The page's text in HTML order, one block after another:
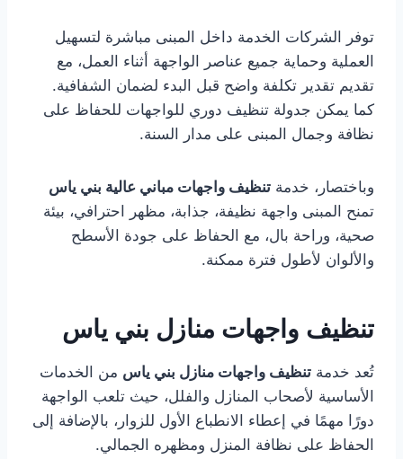
توفر الشركات الخدمة داخل المبنى مباشرة لتسهيل
العملية وحماية جميع عناصر الواجهة أثناء العمل، مع
تقديم تقدير تكلفة واضح قبل البدء لضمان الشفافية.
كما يمكن جدولة تنظيف دوري للواجهات للحفاظ على
نظافة وجمال المبنى على مدار السنة.
وباختصار، خدمة تنظيف واجهات مباني عالية بني ياس
تمنح المبنى واجهة نظيفة، جذابة، مظهر احترافي، بيئة
صحية، وراحة بال، مع الحفاظ على جودة الأسطح
والألوان لأطول فترة ممكنة.
تنظيف واجهات منازل بني ياس
تُعد خدمة تنظيف واجهات منازل بني ياس من الخدمات
الأساسية لأصحاب المنازل والفلل، حيث تلعب الواجهة
دورًا مهمًا في إعطاء الانطباع الأول للزوار، بالإضافة إلى
الحفاظ على نظافة المنزل ومظهره الجمالي.